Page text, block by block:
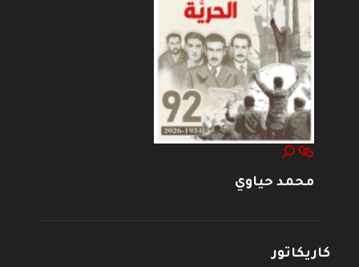
محمد حياوي
كاريكاتور